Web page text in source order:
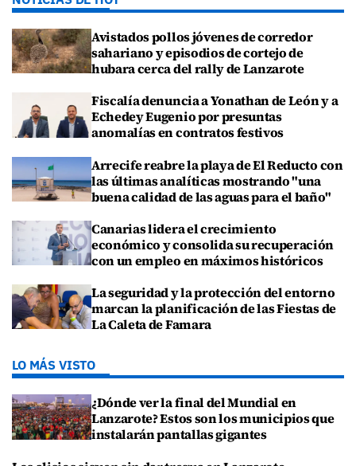
Avistados pollos jóvenes de corredor
sahariano y episodios de cortejo de
hubara cerca del rally de Lanzarote
Fiscalía denuncia a Yonathan de León y a
Echedey Eugenio por presuntas
anomalías en contratos festivos
Arrecife reabre la playa de El Reducto con
las últimas analíticas mostrando "una
buena calidad de las aguas para el baño"
Canarias lidera el crecimiento
económico y consolida su recuperación
con un empleo en máximos históricos
La seguridad y la protección del entorno
marcan la planificación de las Fiestas de
La Caleta de Famara
LO MÁS VISTO
¿Dónde ver la final del Mundial en
Lanzarote? Estos son los municipios que
instalarán pantallas gigantes